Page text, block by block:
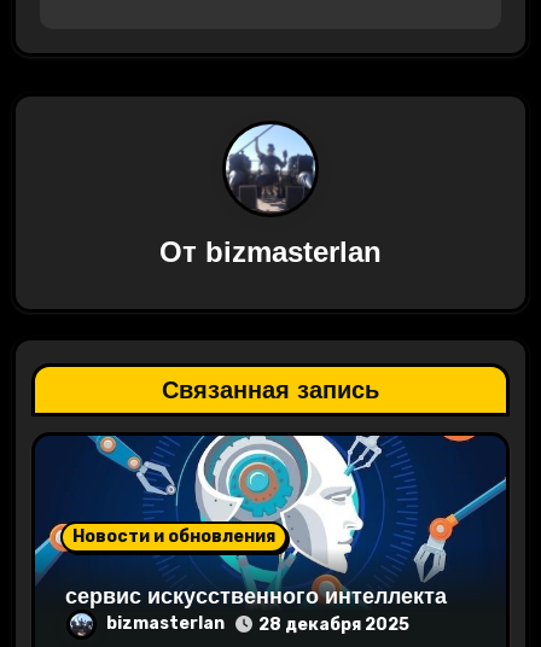
о
з
п
и
От bizmasterlan
Связанная запись
Новости и обновления
сервис искусственного интеллекта
bizmasterlan 28 декабря 2025